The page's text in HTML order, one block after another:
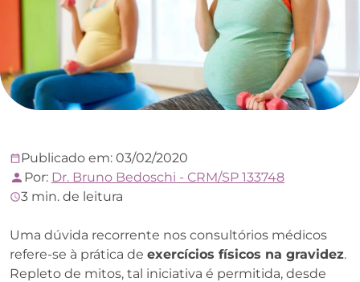
Publicado em: 03/02/2020
Por: Dr. Bruno Bedoschi - CRM/SP 133748
3 min. de leitura
Uma dúvida recorrente nos consultórios médicos
refere-se à prática de exercícios físicos na gravidez.
Repleto de mitos, tal iniciativa é permitida, desde